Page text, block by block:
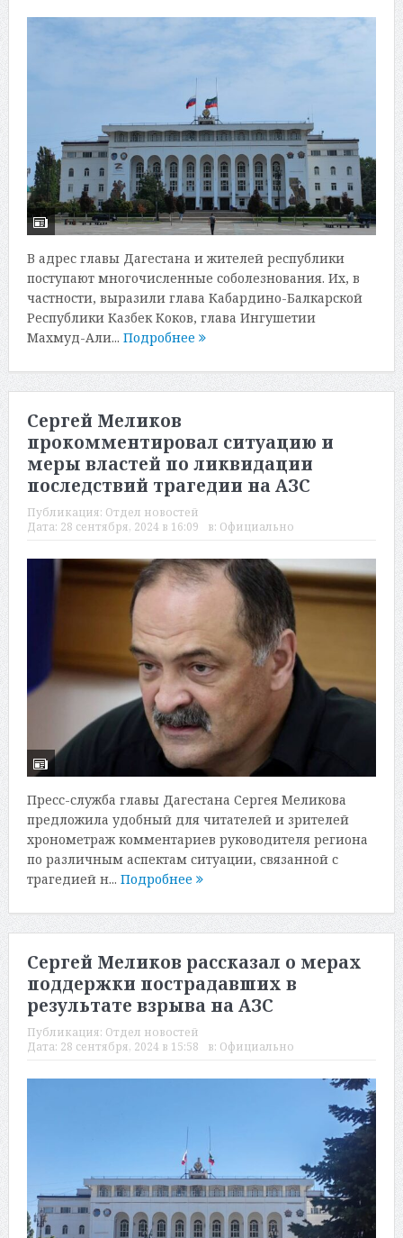
В адрес главы Дагестана и жителей республики
поступают многочисленные соболезнования. Их, в
частности, выразили глава Кабардино-Балкарской
Республики Казбек Коков, глава Ингушетии
Махмуд-Али... Подробнее
Сергей Меликов
прокомментировал ситуацию и
меры властей по ликвидации
последствий трагедии на АЗС
Публикация: Отдел новостей
Дата: 28 сентября, 2024 в 16:09 в: Официально
Пресс-служба главы Дагестана Сергея Меликова
предложила удобный для читателей и зрителей
хронометраж комментариев руководителя региона
по различным аспектам ситуации, связанной с
трагедией н... Подробнее
Сергей Меликов рассказал о мерах
поддержки пострадавших в
результате взрыва на АЗС
Публикация: Отдел новостей
Дата: 28 сентября, 2024 в 15:58 в: Официально